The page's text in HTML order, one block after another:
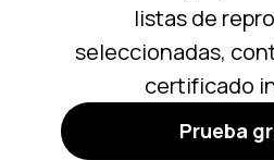
listas de
seleccionadas,
certificado
Prueba